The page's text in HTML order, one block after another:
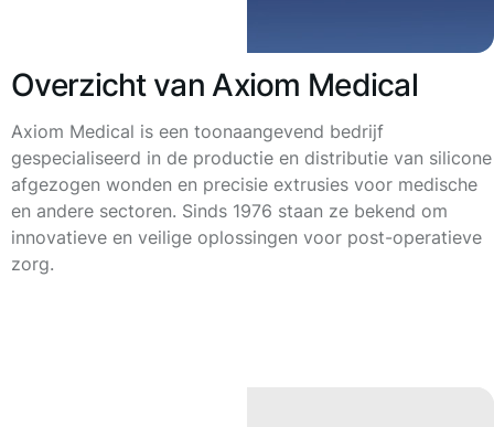
Overzicht van Axiom Medical
Axiom Medical is een toonaangevend bedrijf
gespecialiseerd in de productie en distributie van silicone
afgezogen wonden en precisie extrusies voor medische
en andere sectoren. Sinds 1976 staan ze bekend om
innovatieve en veilige oplossingen voor post-operatieve
zorg.